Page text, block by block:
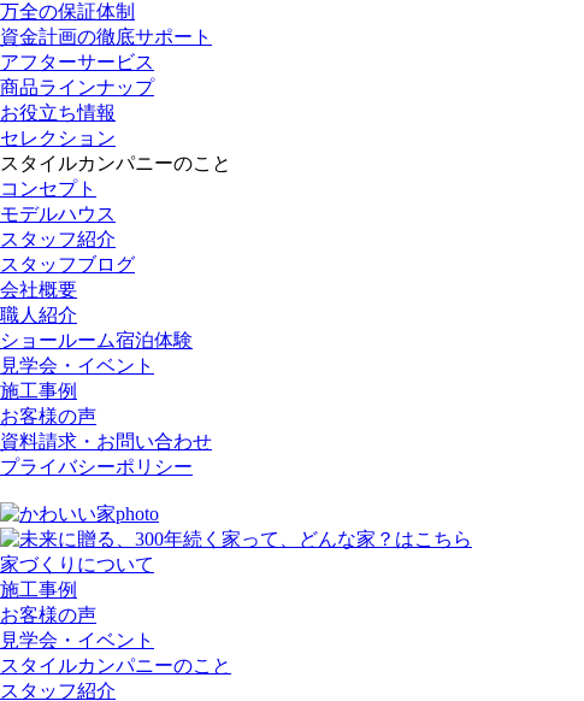
万全の保証体制
資金計画の徹底サポート
アフターサービス
商品ラインナップ
お役立ち情報
セレクション
スタイルカンパニーのこと
コンセプト
モデルハウス
スタッフ紹介
スタッフブログ
会社概要
職人紹介
ショールーム宿泊体験
見学会・イベント
施工事例
お客様の声
資料請求・お問い合わせ
プライバシーポリシー
家づくりについて
施工事例
お客様の声
見学会・イベント
スタイルカンパニーのこと
スタッフ紹介